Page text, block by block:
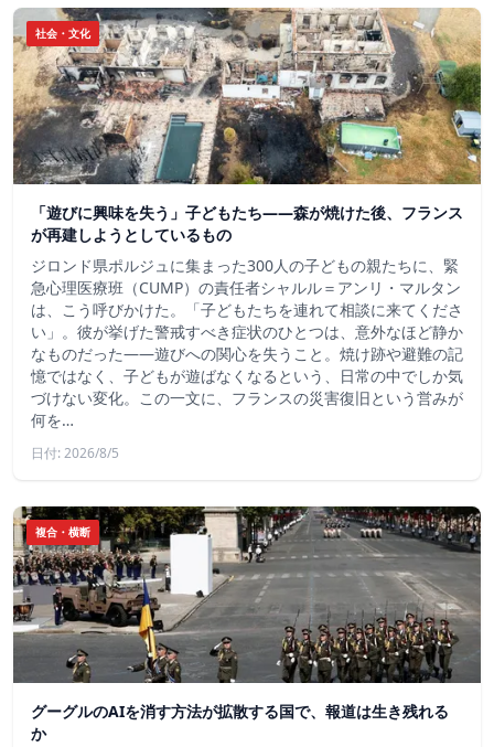
社会・文化
「遊びに興味を失う」子どもたち——森が焼けた後、フランス
が再建しようとしているもの
ジロンド県ポルジュに集まった300人の子どもの親たちに、緊
急心理医療班（CUMP）の責任者シャルル＝アンリ・マルタン
は、こう呼びかけた。「子どもたちを連れて相談に来てくださ
い」。彼が挙げた警戒すべき症状のひとつは、意外なほど静か
なものだった――遊びへの関心を失うこと。焼け跡や避難の記
憶ではなく、子どもが遊ばなくなるという、日常の中でしか気
づけない変化。この一文に、フランスの災害復旧という営みが
何を…
日付: 2026/8/5
複合・横断
グーグルのAIを消す方法が拡散する国で、報道は生き残れる
か